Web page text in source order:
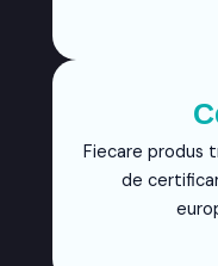
Fiecare produs
de